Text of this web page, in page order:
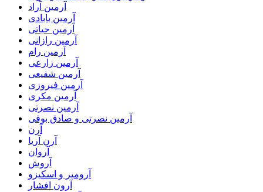
آرمین آراد
آرمین بابادی
آرمین حیاتی
آرمین رازانی
آرمین رام
آرمین زارعی
آرمین شفیعی
آرمین فیروزی
آرمین مکری
آرمین نصرتی
آرمین نصرتی و صادق بوقی
آرن
آرن آریا
آروان
آروش
آرومیر و اسکیزو
آرون افشار